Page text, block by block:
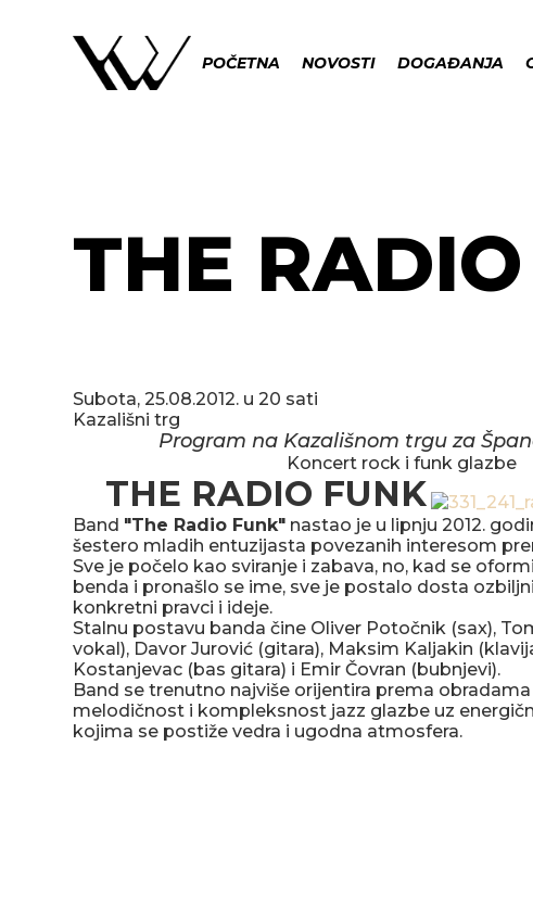
POČETNA NOVOSTI DOGAĐANJA
THE
Subota, 25.08.2012. u 20 sati
Kazališni trg
Program na Kazališnom trgu za
Koncert rock i funk glazbe
THE RADIO FUNK
Band "The Radio Funk" nastao je u lipnju 2012.
šestero mladih entuzijasta povezanih interesom
Sve je počelo kao sviranje i zabava, no, kad se
benda i pronašlo se ime, sve je postalo dosta
konkretni pravci i ideje.
Stalnu postavu banda čine Oliver Potočnik (sax),
vokal), Davor Jurović (gitara), Maksim Kaljakin
Kostanjevac (bas gitara) i Emir Čovran (bubnjevi).
Band se trenutno najviše orijentira prema
melodičnost i kompleksnost jazz glazbe uz
kojima se postiže vedra i ugodna atmosfera.